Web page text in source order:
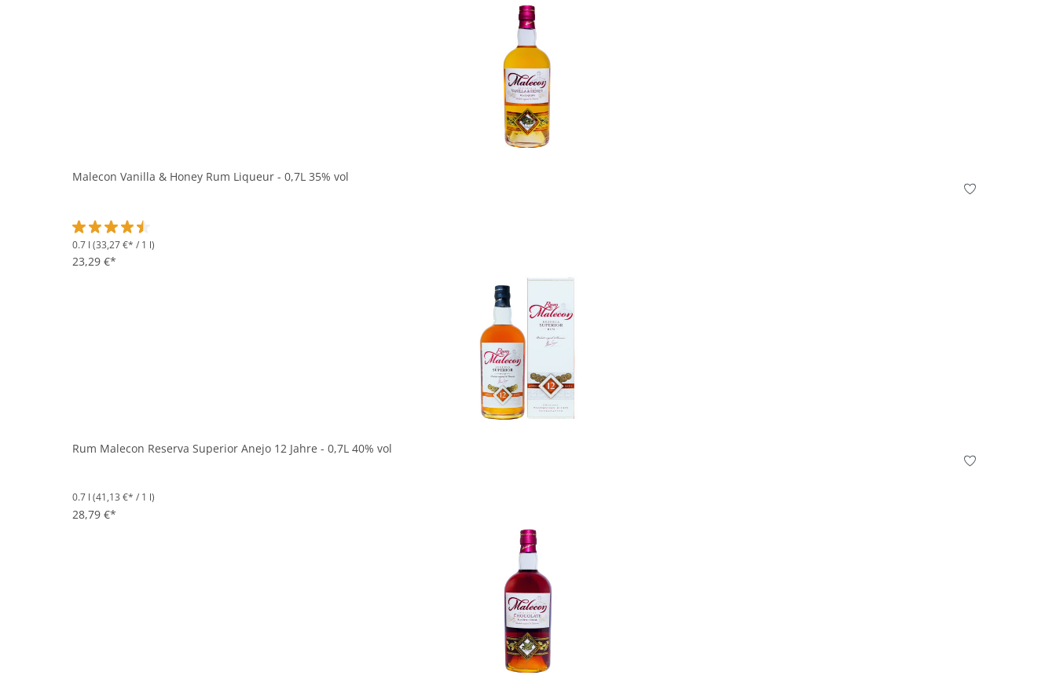
Malecon Vanilla & Honey Rum Liqueur - 0,7L 35% vol
Durchschnittliche Bewertung von 4.5 von 5 Sternen
0.7 l (33,27 €* / 1 l)
23,29 €*
In den Korb
Rum Malecon Reserva Superior Anejo 12 Jahre - 0,7L 40% vol
0.7 l (41,13 €* / 1 l)
28,79 €*
In den Korb
In den Korb